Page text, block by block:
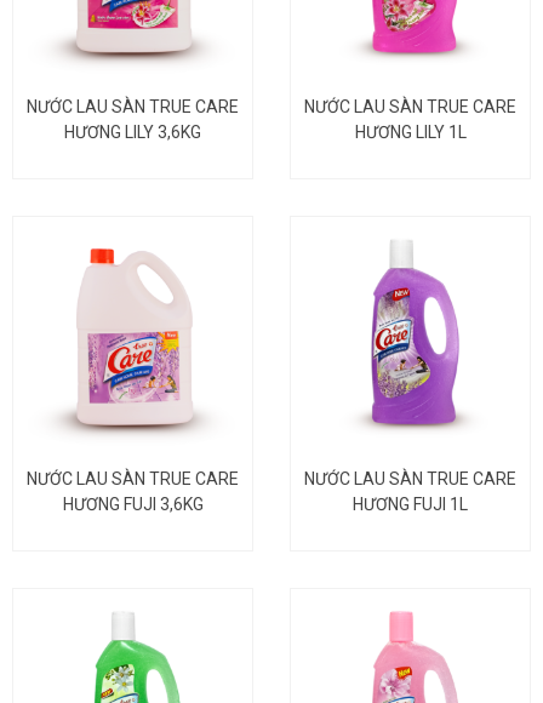
NƯỚC LAU SÀN TRUE CARE
HƯƠNG LILY 3,6KG
NƯỚC LAU SÀN TRUE CARE
HƯƠNG LILY 1L
NƯỚC LAU SÀN TRUE CARE
HƯƠNG FUJI 3,6KG
NƯỚC LAU SÀN TRUE CARE
HƯƠNG FUJI 1L